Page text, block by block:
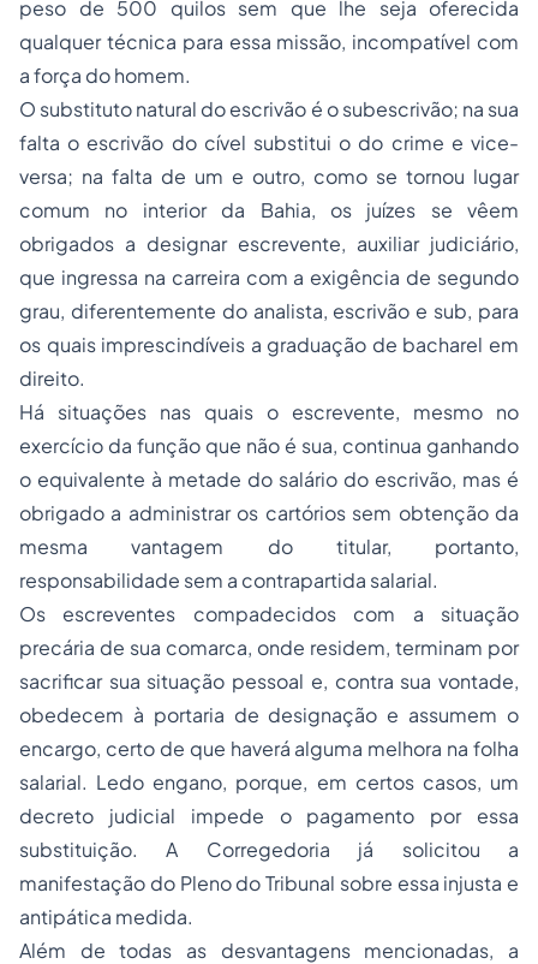
peso de 500 quilos sem que lhe seja oferecida
qualquer técnica para essa missão, incompatível com
a força do homem.
O substituto natural do escrivão é o subescrivão; na sua
falta o escrivão do cível substitui o do crime e vice-
versa; na falta de um e outro, como se tornou lugar
comum no interior da Bahia, os juízes se vêem
obrigados a designar escrevente, auxiliar judiciário,
que ingressa na carreira com a exigência de segundo
grau, diferentemente do analista, escrivão e sub, para
os quais imprescindíveis a graduação de bacharel em
direito.
Há situações nas quais o escrevente, mesmo no
exercício da função que não é sua, continua ganhando
o equivalente à metade do salário do escrivão, mas é
obrigado a administrar os cartórios sem obtenção da
mesma vantagem do titular, portanto,
responsabilidade sem a contrapartida salarial.
Os escreventes compadecidos com a situação
precária de sua comarca, onde residem, terminam por
sacrificar sua situação pessoal e, contra sua vontade,
obedecem à portaria de designação e assumem o
encargo, certo de que haverá alguma melhora na folha
salarial. Ledo engano, porque, em certos casos, um
decreto judicial impede o pagamento por essa
substituição. A Corregedoria já solicitou a
manifestação do Pleno do Tribunal sobre essa injusta e
antipática medida.
Além de todas as desvantagens mencionadas, a